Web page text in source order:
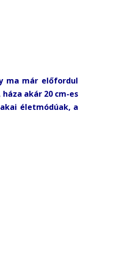
ma már előfordul
akár 20 cm-es
életmódúak, a